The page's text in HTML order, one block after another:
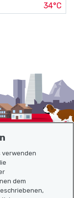
34°C
verwenden
dem